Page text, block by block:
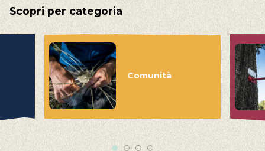
Scopri per categoria
Comunità